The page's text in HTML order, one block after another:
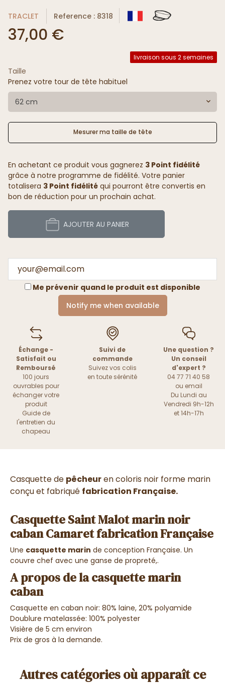
TRACLET Reference : 8318
37,00 €
livraison sous 2 semaines
Taille
Prenez votre tour de tête habituel
62 cm
Mesurer ma taille de tête
En achetant ce produit vous gagnerez 3 Point fidélité
grâce à notre programme de fidélité. Votre panier
totalisera 3 Point fidélité qui pourront être convertis en
bon de réduction pour un prochain achat.
AJOUTER AU PANIER
Me prévenir quand le produit est disponible
Notify me when available
Échange -
Satisfait ou
Remboursé
100 jours
ouvrables pour
échanger votre
produit
Guide de
l'entretien du
chapeau
Suivi de
commande
Suivez vos colis
en toute sérénité
Une question ?
Un conseil
d'expert ?
04 77 71 40 58
ou email
Du Lundi au
Vendredi 9h-12h
et 14h-17h
Casquette de pêcheuren coloris noir forme marin
conçu et fabriqué fabrication Française.
Casquette Saint Malot marin noir
caban Camaret fabrication Française
Une casquette marin de conception Française. Un
couvre chef avec une ganse de propreté,.
A propos de la casquette marin
caban
Casquette en caban noir: 80% laine, 20% polyamide
Doublure matelassée: 100% polyester
Visière de 5 cm environ
Prix de gros à la demande.
Autres catégories où apparaît ce